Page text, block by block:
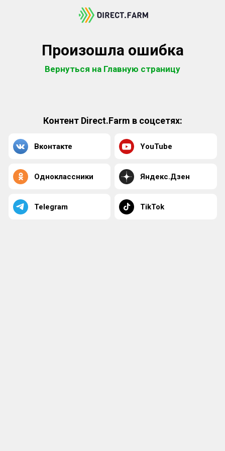
Произошла ошибка
Вернуться на Главную страницу
Контент Direct.Farm в соцсетях:
Вконтакте YouTube
Одноклассники Яндекс.Дзен
Telegram TikTok